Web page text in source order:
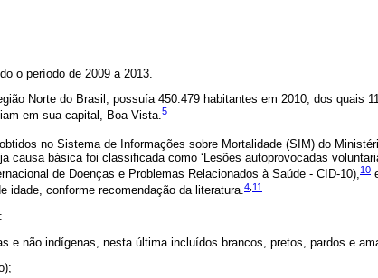
o período de 2009 a 2013.
Norte do Brasil, possuía 450.479 habitantes em 2010, dos quais
em sua capital, Boa Vista.5
no Sistema de Informações sobre Mortalidade (SIM) do
causa básica foi classificada como ‘Lesões autoprovocadas
de Doenças e Problemas Relacionados à Saúde - CID-10),10
idade, conforme recomendação da literatura.4 11
e não indígenas, nesta última incluídos brancos, pretos, pardos e